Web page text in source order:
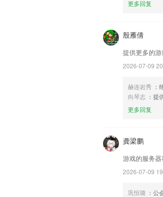
更多回复
殷雁倩
提供更多的
2026-07-09
赫连岩秀 ：
向琴志 ：提
更多回复
龚梁鹏
游戏的服务
2026-07-09
巩恒璐 ：公